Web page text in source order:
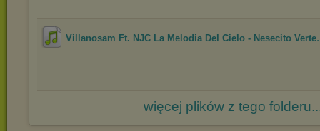
Villanosam Ft. NJC La Melodia Del Cielo - Nesecito Verte
więcej plików z tego